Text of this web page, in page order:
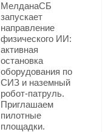
МелданаСБ
запускает
направление
физического ИИ:
активная
остановка
оборудования по
СИЗ и наземный
робот-патруль.
Приглашаем
пилотные
площадки.